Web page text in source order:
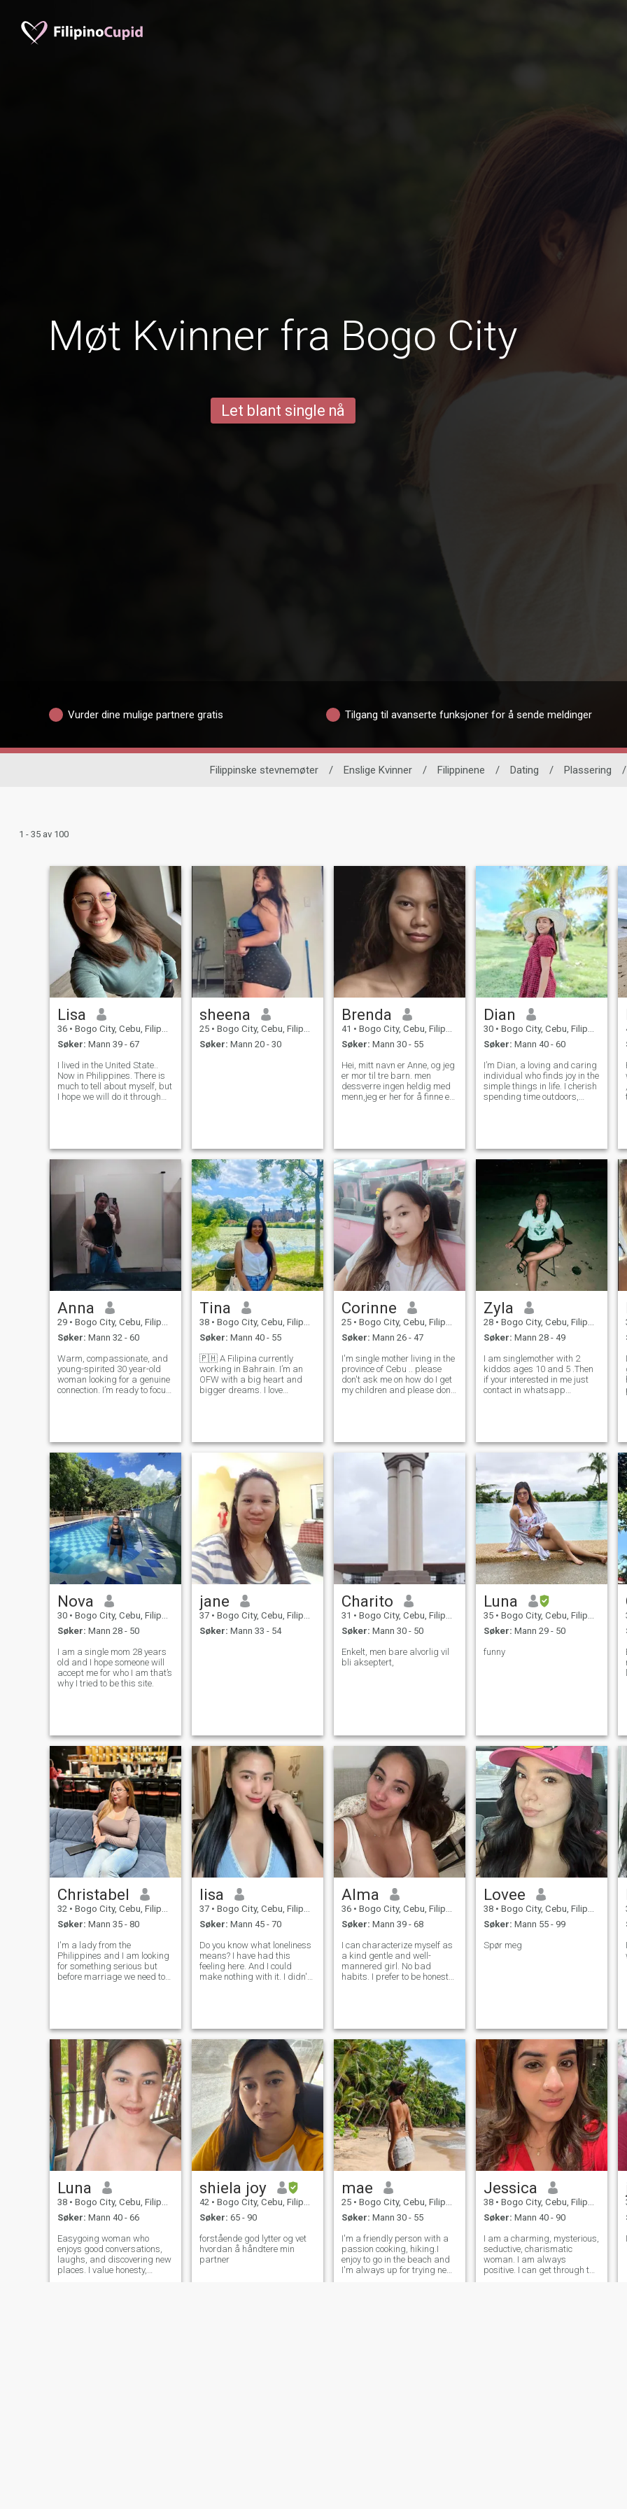
Møt Kvinner fra Bogo City
Let blant single nå
Vurder dine mulige partnere gratis Tilgang til avanserte funksjoner for å sende meldinger
Filippinske stevnemøter / Enslige Kvinner / Filippinene / Dating / Plassering /
1 - 35 av 100
Lisa
36 • Bogo City, Cebu, Filippinene
Søker: Mann 39 - 67
I lived in the United State..
Now in Philippines. There is
much to tell about myself, but
I hope we will do it through
Could you guess wha
sheena
25 • Bogo City, Cebu, Filippinene
Søker: Mann 20 - 30
Brenda
41 • Bogo City, Cebu, Filippinene
Søker: Mann 30 - 55
Hei, mitt navn er Anne, og jeg
er mor til tre barn. men
dessverre ingen heldig med
menn,jeg er her for å finne en
snakke mer om meg selv her,
men du kan spørre meg hva
du vil vite mer om meg, jeg
håper du vil gi sjansen til å
kjenne meg mer før du
dømmer meg. Håper å
chatte deg mer hvem du er
og hvor du er. thank you...
Dian
30 • Bogo City, Cebu, Filippinene
Søker: Mann 40 - 60
I’m Dian, a loving and caring
individual who finds joy in the
simple things in life. I cherish
spending time outdoors,
delicious meals. I’m l
Anna
29 • Bogo City, Cebu, Filippinene
Søker: Mann 32 - 60
Warm, compassionate, and
young-spirited 30 year-old
woman looking for a genuine
connection. I’m ready to focus
supportive, and shares my
love
Tina
38 • Bogo City, Cebu, Filippinene
Søker: Mann 40 - 55
🇵🇭 A Filipina currently
working in Bahrain. I’m an
OFW with a big heart and
bigger dreams. I love
interested in genuine people.
If you’re real and
Corinne
25 • Bogo City, Cebu, Filippinene
Søker: Mann 26 - 47
I'm single mother living in the
province of Cebu .. please
don't ask me on how do I get
my children and please don't
not like others lady when they
h
Zyla
28 • Bogo City, Cebu, Filippinene
Søker: Mann 28 - 49
I am singlemother with 2
kiddos ages 10 and 5 .Then
if your interested in me just
contact in whatsapp
but rest assured Im a kind
person, respectful
Nova
30 • Bogo City, Cebu, Filippinene
Søker: Mann 28 - 50
I am a single mom 28 years
old and I hope someone will
accept me for who I am that’s
why I tried to be this site.
jane
37 • Bogo City, Cebu, Filippinene
Søker: Mann 33 - 54
Charito
31 • Bogo City, Cebu, Filippinene
Søker: Mann 30 - 50
Enkelt, men bare alvorlig vil
bli akseptert,
Luna
35 • Bogo City, Cebu, Filippinene
Søker: Mann 29 - 50
funny
Christabel
32 • Bogo City, Cebu, Filippinene
Søker: Mann 35 - 80
I'm a lady from the
Philippines and I am looking
for something serious but
before marriage we need to
lisa
37 • Bogo City, Cebu, Filippinene
Søker: Mann 45 - 70
Do you know what loneliness
means? I have had this
feeling here. And I could
make nothing with it. I didn't
am educated, sociable, ch
Alma
36 • Bogo City, Cebu, Filippinene
Søker: Mann 39 - 68
I can characterize myself as
a kind gentle and well-
mannered girl. No bad
habits. I prefer to be honest
plans and decisions. I do not
lik
Lovee
38 • Bogo City, Cebu, Filippinene
Søker: Mann 55 - 99
Spør meg
Luna
38 • Bogo City, Cebu, Filippinene
Søker: Mann 40 - 66
Easygoing woman who
enjoys good conversations,
laughs, and discovering new
places. I value honesty,
shiela joy
42 • Bogo City, Cebu, Filippinene
Søker: 65 - 90
forstående god lytter og vet
hvordan å håndtere min
partner
mae
25 • Bogo City, Cebu, Filippinene
Søker: Mann 30 - 55
I'm a friendly person with a
passion cooking, hiking.I
enjoy to go in the beach and
I'm always up for trying new
Jessica
38 • Bogo City, Cebu, Filippinene
Søker: Mann 40 - 90
I am a charming, mysterious,
seductive, charismatic
woman. I am always
positive. I can get through the